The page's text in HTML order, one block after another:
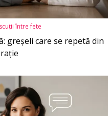
între fete
greșeli care se repetă din